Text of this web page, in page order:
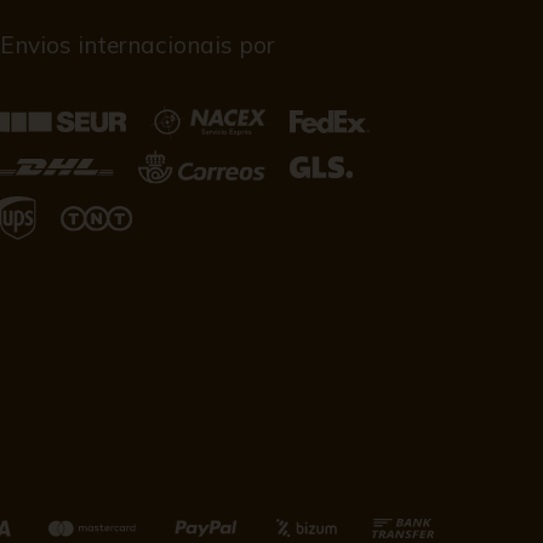
Envios internacionais por